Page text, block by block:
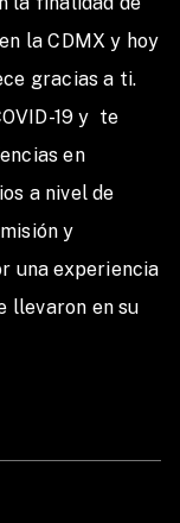
la CDMX y hoy
gracias a ti.
19 y  te
en
a nivel de
y
una experiencia
llevaron en su